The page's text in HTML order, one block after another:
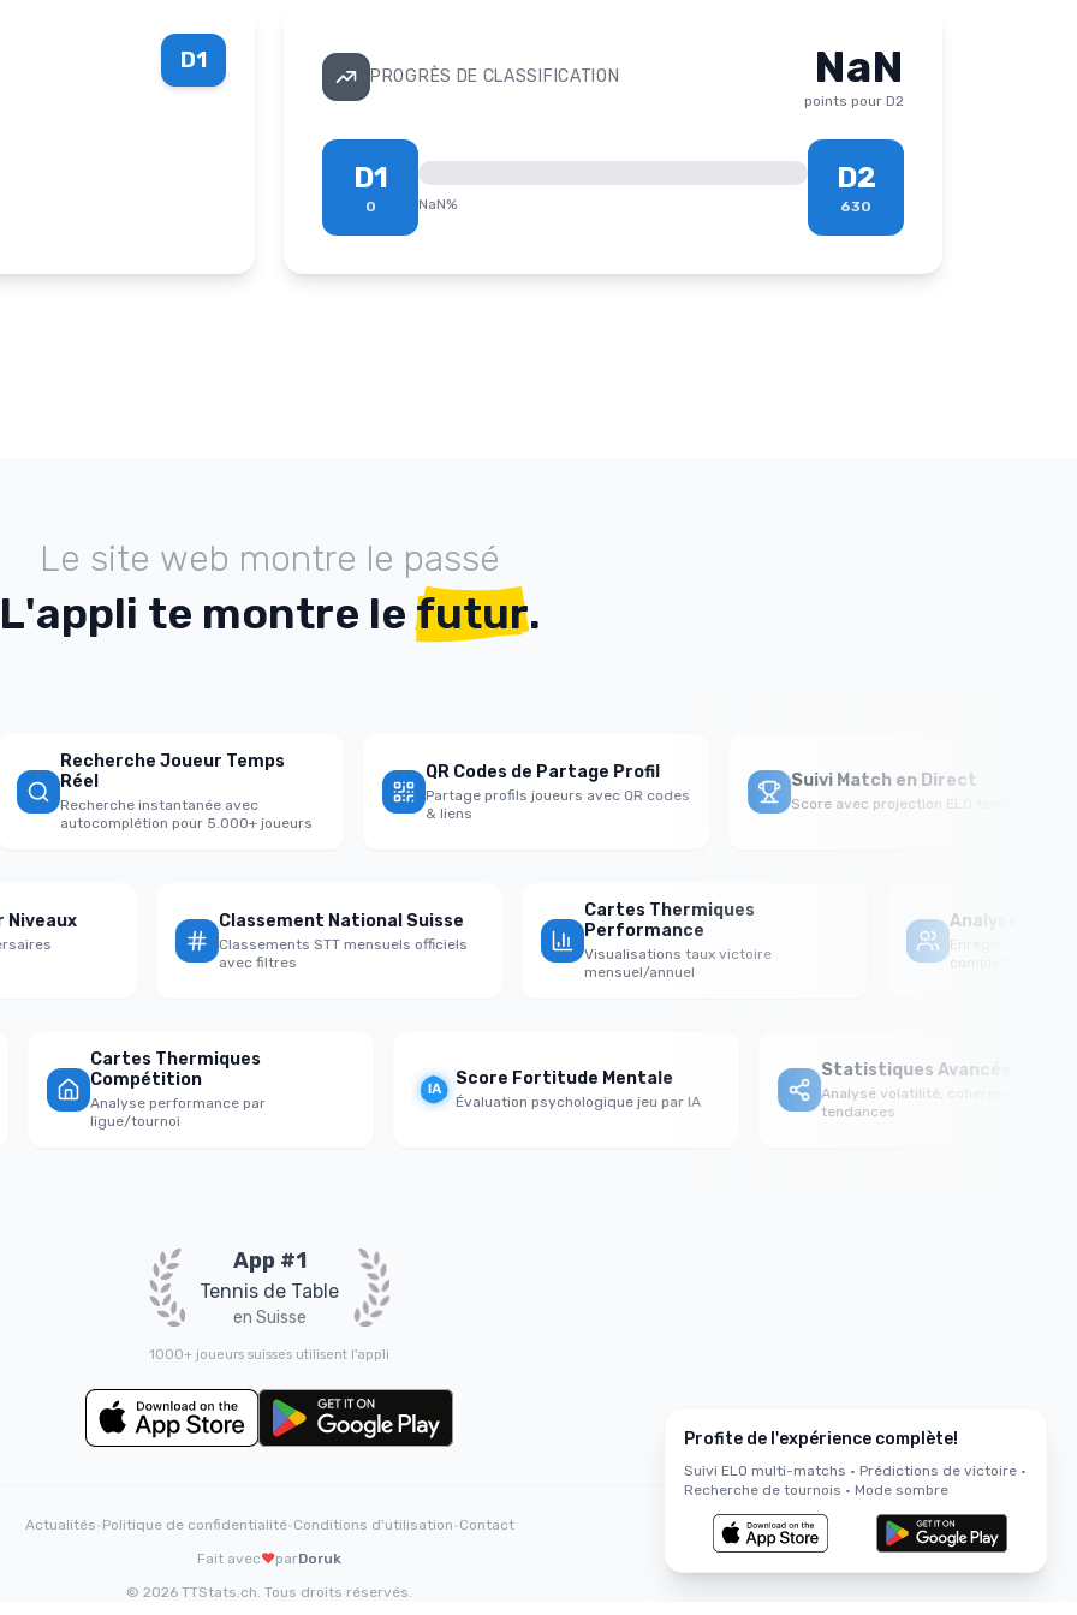
Profite de l'expérience complète!
Suivi ELO multi-matchs • Prédictions de victoire •
Recherche de tournois • Mode sombre
D1
PROGRÈS DE CLASSIFICATION NaN
points pour D2
D1
0 NaN%
D2
630
Le site web montre le passé
L'appli te montre lefutur.
Recherche Joueur Temps
Réel
Recherche instantanée avec
autocomplétion pour 5.000+ joueurs
QR Codes de Partage Profil
Partage profils joueurs avec QR codes
& liens
Suivi Match en Direct
Score avec projection ELO temps réel
Niveaux Classement National Suisse
Classements STT mensuels officiels
avec filtres
Cartes Thermiques
Performance
Visualisations taux victoire
mensuel/annuel
Cartes Thermiques
Compétition
Analyse performance par
ligue/tournoi
Score Fortitude Mentale
Évaluation psychologique jeu par IA
Statistiques Avancées
Analyse volatilité, cohérence &
tendances
App #1
Tennis de Table
en Suisse
1000+ joueurs suisses utilisent l'appli
Actualités•Politique de confidentialité•Conditions d'utilisation•Contact
Fait avec❤️parDoruk
© 2026 TTStats.ch. Tous droits réservés.